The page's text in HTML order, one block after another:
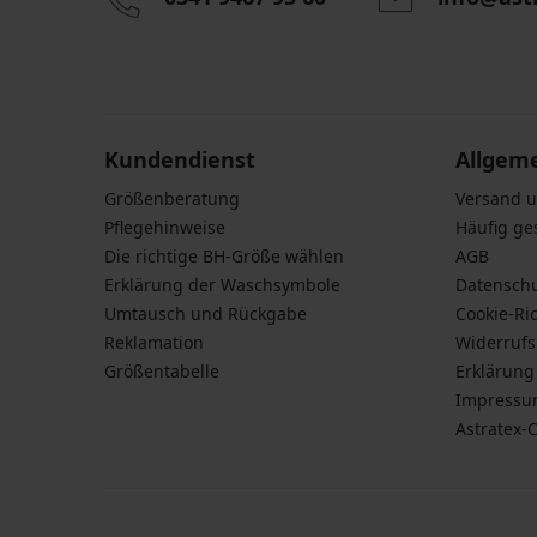
Damen-
34,80
115,99
€
Bikini-
14,99
€
Bikini-
88,99
€
Kundendienst
Größenberatung
Pflegehinweise
Die richtige BH-Größe wählen
Erklärung der Waschsymbole
Umtausch und Rückgabe
Reklamation
Größentabelle
Versand
Häufig
AGB
Cookie-
Astratex-